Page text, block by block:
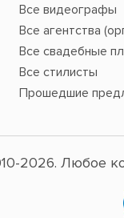
Все видеографы
Все агентства
Все свадебные
Все стилисты
Прошедшие
2026. Любое